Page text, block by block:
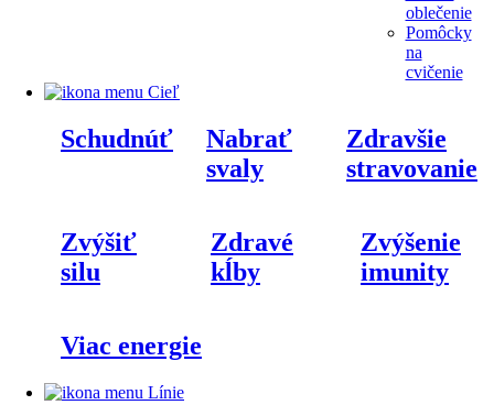
oblečenie
Pomôcky
na
cvičenie
Cieľ
Schudnúť
Nabrať
svaly
Zdravšie
stravovanie
Zvýšiť
silu
Zdravé
kĺby
Zvýšenie
imunity
Viac energie
Línie